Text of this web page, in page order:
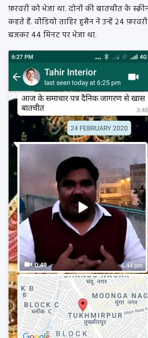
फ़रवरी को भेजा था. दोनों की बातचीत के
कहते हैं. वीडियो ताहिर हुसैन ने उन्हें 24
बजकर 44 मिनट पर भेजा था.